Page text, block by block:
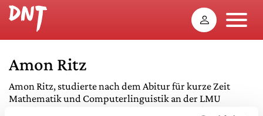
Amon Ritz
Amon Ritz, studierte nach dem Abitur für kurze Zeit
Mathematik und Computerlinguistik an der LMU